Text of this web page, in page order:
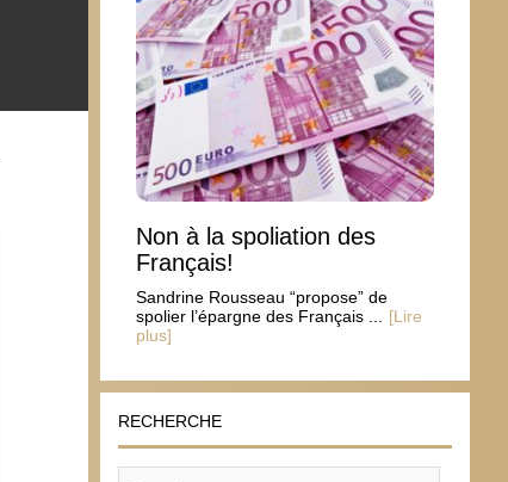
Non à la spoliation des
Français!
Sandrine Rousseau “propose” de
spolier l’épargne des Français ...
[Lire
plus]
RECHERCHE